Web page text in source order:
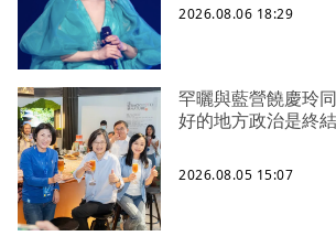
2026.08.06 18:29
罕曬與藍營饒慶玲
好的地方政治是終
2026.08.05 15:07